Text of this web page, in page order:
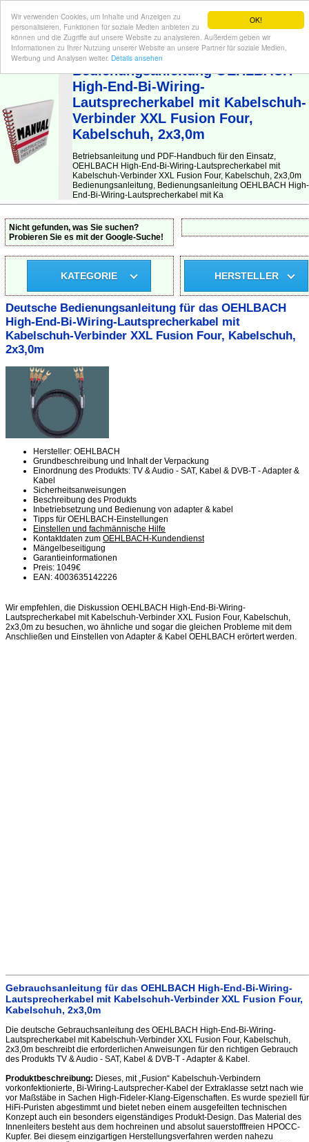
OK!
Wir verwenden Cookies, um Inhalte und Anzeigen zu
personalisieren, Funktionen für soziale Medien anbieten zu
können und die Zugriffe auf unsere Website zu analysieren. Außerdem geben wir
Informationen zu Ihrer Nutzung unserer Website an unsere Partner für soziale Medien,
Werbung und Analysen weiter. Details ansehen
BEDIENUNGSANLEITUNG| Hier finden Sie die deutsche Anleitung!
Bedienungsanleitung OEHLBACH
High-End-Bi-Wiring-
Lautsprecherkabel mit Kabelschuh-
Verbinder XXL Fusion Four,
Kabelschuh, 2x3,0m
Betriebsanleitung und PDF-Handbuch für den Einsatz,
OEHLBACH High-End-Bi-Wiring-Lautsprecherkabel mit
Kabelschuh-Verbinder XXL Fusion Four, Kabelschuh, 2x3,0m
Bedienungsanleitung, Bedienungsanleitung OEHLBACH High-
End-Bi-Wiring-Lautsprecherkabel mit Ka
Nicht gefunden, was Sie suchen?
Probieren Sie es mit der Google-Suche!
KATEGORIE HERSTELLER
Deutsche Bedienungsanleitung für das OEHLBACH
High-End-Bi-Wiring-Lautsprecherkabel mit
Kabelschuh-Verbinder XXL Fusion Four, Kabelschuh,
2x3,0m
Hersteller: OEHLBACH
Grundbeschreibung und Inhalt der Verpackung
Einordnung des Produkts: TV & Audio - SAT, Kabel & DVB-T - Adapter &
Kabel
Sicherheitsanweisungen
Beschreibung des Produkts
Inbetriebsetzung und Bedienung von adapter & kabel
Tipps für OEHLBACH-Einstellungen
Einstellen und fachmännische Hilfe
Kontaktdaten zum OEHLBACH-Kundendienst
Mängelbeseitigung
Garantieinformationen
Preis: 1049€
EAN: 4003635142226
Wir empfehlen, die Diskussion OEHLBACH High-End-Bi-Wiring-
Lautsprecherkabel mit Kabelschuh-Verbinder XXL Fusion Four, Kabelschuh,
2x3,0m zu besuchen, wo ähnliche und sogar die gleichen Probleme mit dem
Anschließen und Einstellen von Adapter & Kabel OEHLBACH erörtert werden.
Gebrauchsanleitung für das OEHLBACH High-End-Bi-Wiring-
Lautsprecherkabel mit Kabelschuh-Verbinder XXL Fusion Four,
Kabelschuh, 2x3,0m
Die deutsche Gebrauchsanleitung des OEHLBACH High-End-Bi-Wiring-
Lautsprecherkabel mit Kabelschuh-Verbinder XXL Fusion Four, Kabelschuh,
2x3,0m beschreibt die erforderlichen Anweisungen für den richtigen Gebrauch
des Produkts TV & Audio - SAT, Kabel & DVB-T - Adapter & Kabel.
Produktbeschreibung: Dieses, mit „Fusion“ Kabelschuh-Verbindern
vorkonfektionierte, Bi-Wiring-Lautsprecher-Kabel der Extraklasse setzt nach wie
vor Maßstäbe in Sachen High-Fideler-Klang-Eigenschaften. Es wurde speziell für
HiFi-Puristen abgestimmt und bietet neben einem ausgefeilten technischen
Konzept auch ein besonders eigenständiges Produkt-Design. Das Material des
Innenleiters besteht aus dem hochreinen und absolut sauerstofffreien HPOCC-
Kupfer. Bei diesem einzigartigen Herstellungsverfahren werden nahezu